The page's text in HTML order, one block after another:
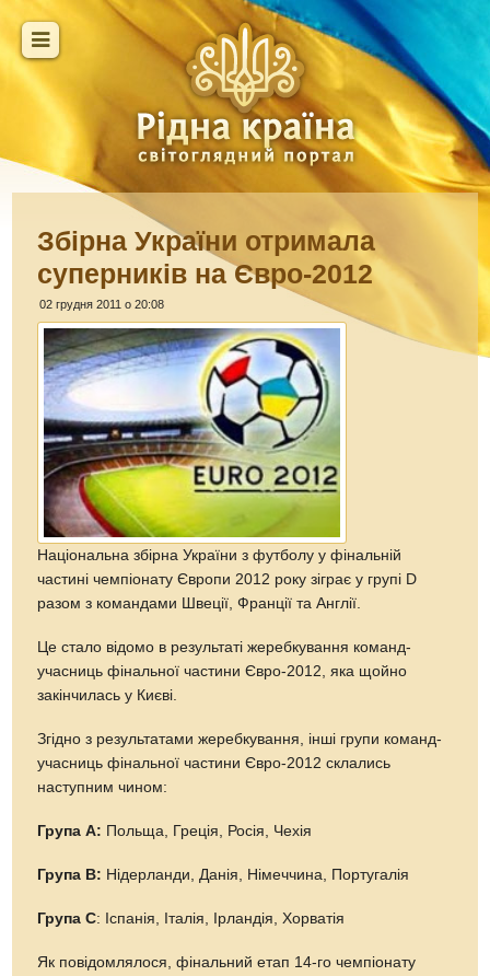
Збірна України отримала
суперників на Євро-2012
02 грудня 2011 о 20:08
Національна збірна України з футболу у фінальній
частині чемпіонату Європи 2012 року зіграє у групі D
разом з командами Швеції, Франції та Англії.
Це стало відомо в результаті жеребкування команд-
учасниць фінальної частини Євро-2012, яка щойно
закінчилась у Києві.
Згідно з результатами жеребкування, інші групи команд-
учасниць фінальної частини Євро-2012 склались
наступним чином:
Група А: Польща, Греція, Росія, Чехія
Група В: Нідерланди, Данія, Німеччина, Португалія
Група С: Іспанія, Італія, Ірландія, Хорватія
Як повідомлялося, фінальний етап 14-го чемпіонату